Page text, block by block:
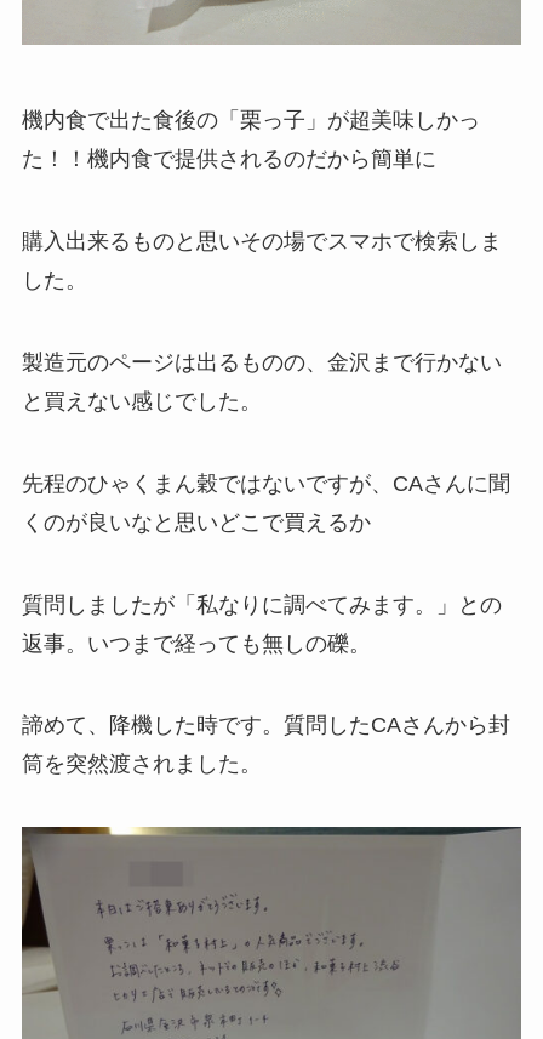
機内食で出た食後の「栗っ子」が超美味しかっ
た！！機内食で提供されるのだから簡単に
購入出来るものと思いその場でスマホで検索しま
した。
製造元のページは出るものの、金沢まで行かない
と買えない感じでした。
先程のひゃくまん穀ではないですが、CAさんに聞
くのが良いなと思いどこで買えるか
質問しましたが「私なりに調べてみます。」との
返事。いつまで経っても無しの礫。
諦めて、降機した時です。質問したCAさんから封
筒を突然渡されました。